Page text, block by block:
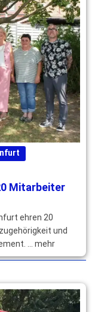
Mitarbeiter
ehren 20
und
… mehr